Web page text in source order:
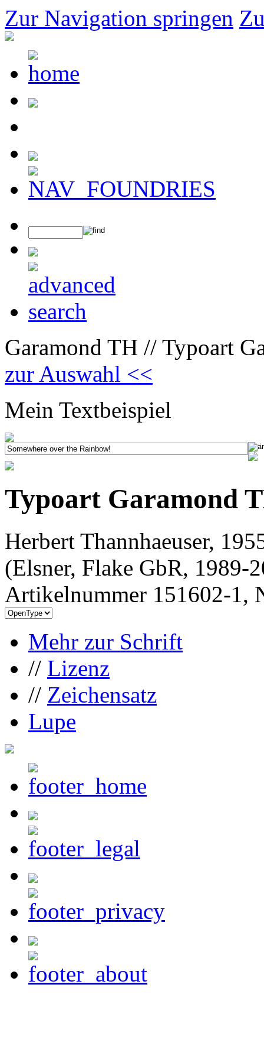
Zur Navigation springen
Garamond TH // Typoart
zur Auswahl <<
Mein Textbeispiel
Typoart Garamond
Herbert Thannhaeuser,
(Elsner, Flake GbR, 1989-
Artikelnummer 151602-1,
Mehr zur Schrift
// Lizenz
// Zeichensatz
Lupe